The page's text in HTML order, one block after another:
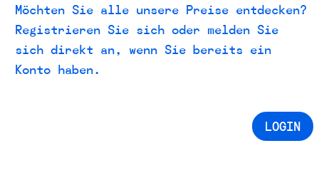
Möchten Sie alle unsere Preise entdecken?
Registrieren Sie sich oder melden Sie
sich direkt an, wenn Sie bereits ein
Konto haben.
LOGIN